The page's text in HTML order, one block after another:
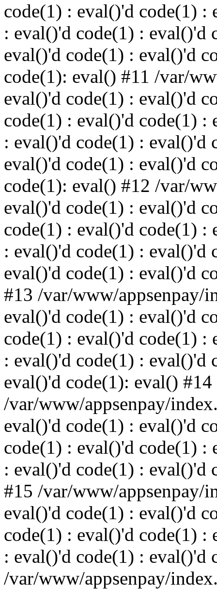
code(1) : eval()'d code(1) :
: eval()'d code(1) : eval()'d
eval()'d code(1) : eval()'d
code(1): eval() #11 /var/
eval()'d code(1) : eval()'d
code(1) : eval()'d code(1) :
: eval()'d code(1) : eval()'d
eval()'d code(1) : eval()'d
code(1): eval() #12 /var/
eval()'d code(1) : eval()'d
code(1) : eval()'d code(1) :
: eval()'d code(1) : eval()'d
eval()'d code(1) : eval()'d
#13 /var/www/appsenpay/
eval()'d code(1) : eval()'d
code(1) : eval()'d code(1) :
: eval()'d code(1) : eval()'d
eval()'d code(1): eval() #14
/var/www/appsenpay/
eval()'d code(1) : eval()'d
code(1) : eval()'d code(1) :
: eval()'d code(1) : eval()'d
#15 /var/www/appsenpay/
eval()'d code(1) : eval()'d
code(1) : eval()'d code(1) :
: eval()'d code(1) : eval()'d
/var/www/appsenpay/